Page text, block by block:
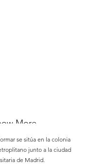
More
se sitúa en la colonia
junto a la ciudad
de Madrid.